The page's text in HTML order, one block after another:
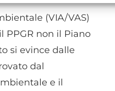
precisi, Riconoscere i
richieste attivamente.
e rilevare frodi,
(VIA/VAS)
PPGR non il Piano
si evince dalle
dal
e il